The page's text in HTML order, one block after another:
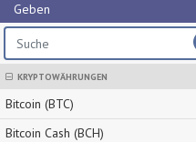
Geben
KRYPTOWÄHRUNGEN
Bitcoin (BTC)
Bitcoin Cash (BCH)